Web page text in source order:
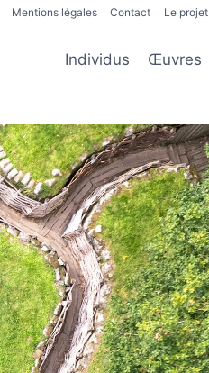
Mentions légales Contact Le
Individus Œuvres